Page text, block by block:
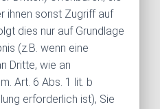
ihnen sonst Zugriff auf
dies nur auf Grundlage
(z.B. wenn eine
Dritte, wie an
Art. 6 Abs. 1 lit. b
erforderlich ist), Sie